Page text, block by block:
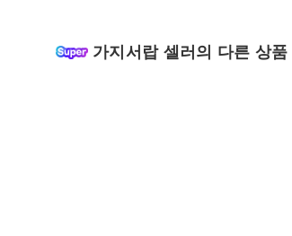
가지서랍 셀러의 다른 상품